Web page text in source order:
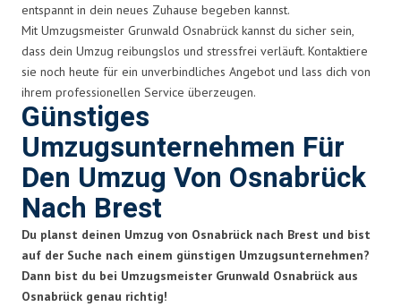
entspannt in dein neues Zuhause begeben kannst.
Mit Umzugsmeister Grunwald Osnabrück kannst du sicher sein,
dass dein Umzug reibungslos und stressfrei verläuft. Kontaktiere
sie noch heute für ein unverbindliches Angebot und lass dich von
ihrem professionellen Service überzeugen.
Günstiges
Umzugsunternehmen Für
Den Umzug Von Osnabrück
Nach Brest
Du planst deinen Umzug von Osnabrück nach Brest und bist
auf der Suche nach einem günstigen Umzugsunternehmen?
Dann bist du bei Umzugsmeister Grunwald Osnabrück aus
Osnabrück genau richtig!